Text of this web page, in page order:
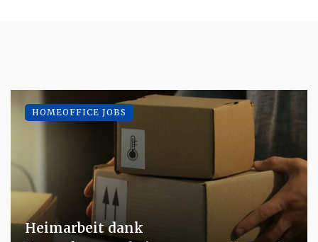
Heimarbeit dank
HOMEOFFICE JOBS